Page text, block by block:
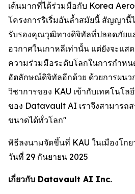
เต้นมากที่ได้ร่วมมือกับ Korea
โครงการริเริ่มอันล้ำสมัยนี้ สัญญานี้ไ
รับรองคุณวุฒิทางดิจิทัลที่ปลอดภัยแ
อวกาศในเกาหลีเท่านั้น แต่ยังจะแส
ความร่วมมือระดับโลกในการกำห
อัตลักษณ์ดิจิทัลอีกด้วย ด้วยการผนว
วิชาการของ KAU เข้ากับเทคโนโล
ของ Datavault AI เราจึงสามารถ
ขนาดได้ทั่วโลก"
พิธีลงนามจัดขึ้นที่ KAU ในเมืองโกย
วันที่ 29 กันยายน 2025
เกี่ยวกับ Datavault AI Inc.